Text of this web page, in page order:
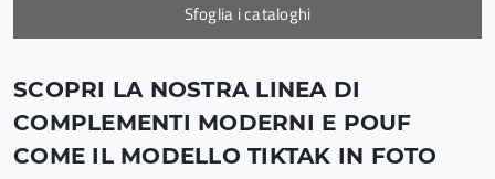
Sfoglia i cataloghi
SCOPRI LA NOSTRA LINEA DI
COMPLEMENTI MODERNI E POUF
COME IL MODELLO TIKTAK IN FOTO